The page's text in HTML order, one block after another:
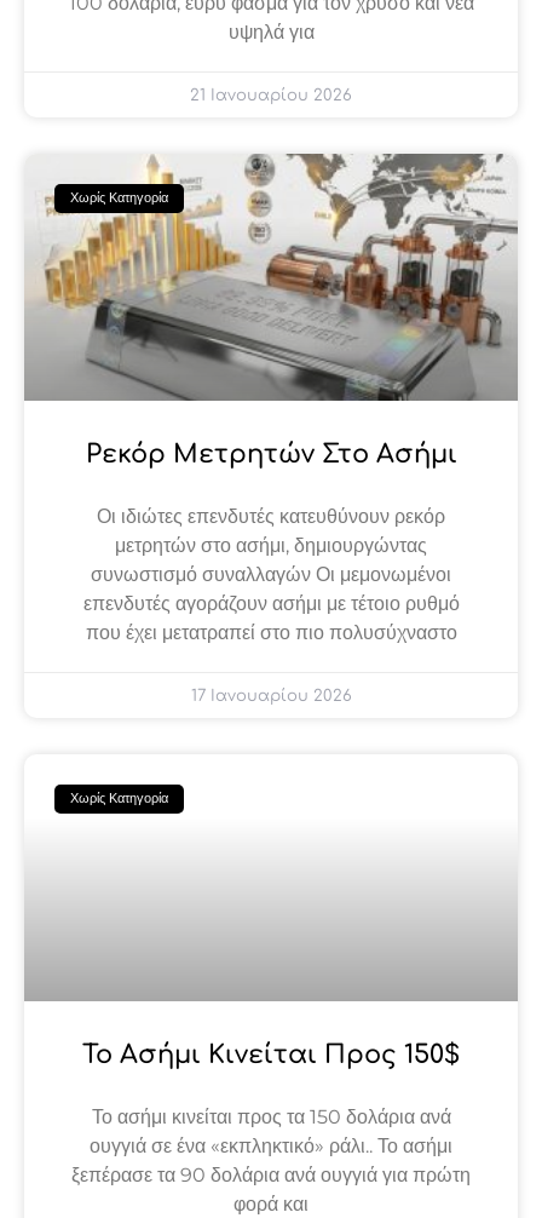
υψηλά για
21 Ιανουαρίου 2026
Χωρίς Κατηγορία
Ρεκόρ Μετρητών Στο Ασήμι
Οι ιδιώτες επενδυτές κατευθύνουν ρεκόρ
μετρητών στο ασήμι, δημιουργώντας
συνωστισμό συναλλαγών Οι μεμονωμένοι
επενδυτές αγοράζουν ασήμι με τέτοιο ρυθμό
που έχει μετατραπεί στο πιο πολυσύχναστο
17 Ιανουαρίου 2026
Χωρίς Κατηγορία
Το Ασήμι Κινείται Προς 150$
Το ασήμι κινείται προς τα 150 δολάρια ανά
ουγγιά σε ένα «εκπληκτικό» ράλι.. Το ασήμι
ξεπέρασε τα 90 δολάρια ανά ουγγιά για πρώτη
φορά και